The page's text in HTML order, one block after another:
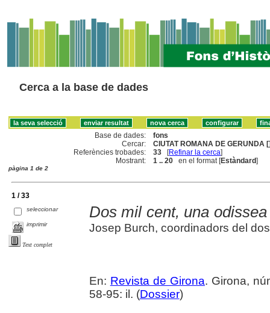
Cerca a la base de dades
Base de dades:
fons
Cercar:
CIUTAT ROMANA DE GERUNDA
Referències trobades:
33 [Refinar la cerca]
Mostrant:
1 .. 20 en el format [Estàndard]
pàgina 1 de 2
1 / 33
seleccionar
imprimir
Text complet
Dos mil cent, una
Josep Burch, coordinadors del
En: Revista de Girona. Girona,
58-95: il. (Dossier)